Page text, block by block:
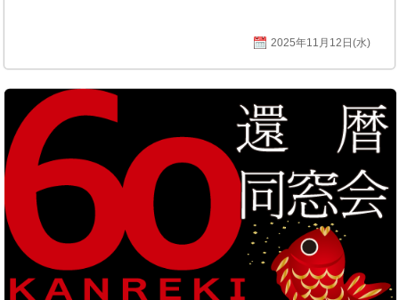
2025年11月12日(水)